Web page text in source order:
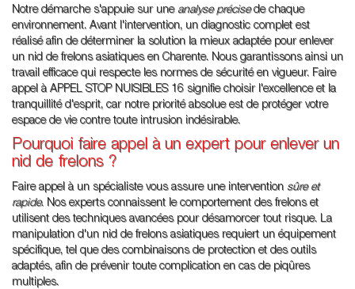
Notre démarche s'appuie sur une analyse précisede chaque
environnement. Avant l'intervention, un diagnostic complet est
réalisé afin de déterminer la solution la mieux adaptée pour enlever
un nid de frelons asiatiques en Charente. Nous garantissons ainsi un
travail efficace qui respecte les normes de sécurité en vigueur. Faire
appel à APPEL STOP NUISIBLES 16 signifie choisir l'excellence et la
tranquillité d'esprit, car notre priorité absolue est de protéger votre
espace de vie contre toute intrusion indésirable.
Pourquoi faire appel à un expert pour enlever un
nid de frelons ?
Faire appel à un spécialiste vous assure une intervention sûre et
rapide. Nos experts connaissent le comportement des frelons et
utilisent des techniques avancées pour désamorcer tout risque. La
manipulation d'un nid de frelons asiatiques requiert un équipement
spécifique, tel que des combinaisons de protection et des outils
adaptés, afin de prévenir toute complication en cas de piqûres
multiples.